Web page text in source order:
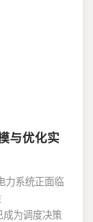
与优化实
力系统正面临
为调度决策